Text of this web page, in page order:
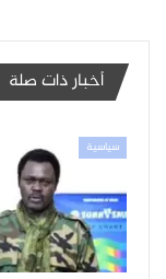
أخبار ذات صلة
سياسية